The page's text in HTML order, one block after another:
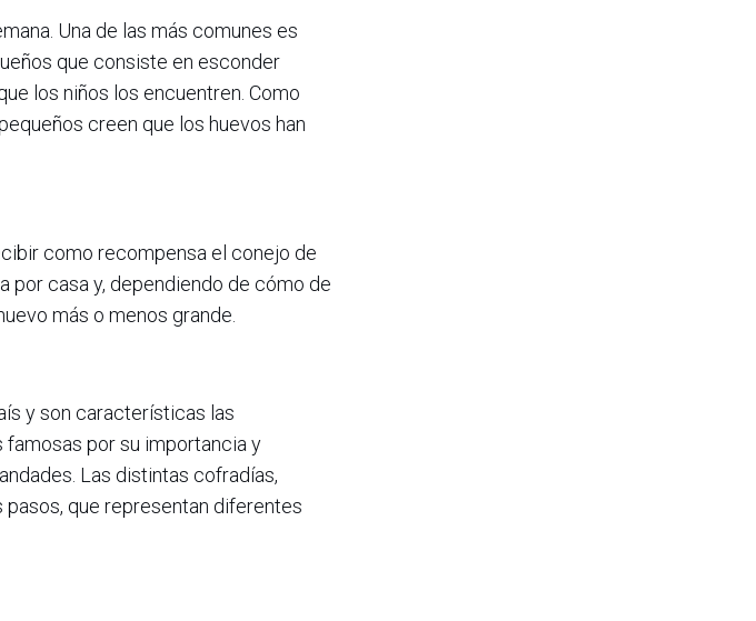
Una de las más comunes es
que consiste en esconder
los niños los encuentren. Como
creen que los huevos han
como recompensa el conejo de
por casa y, dependiendo de cómo de
más o menos grande.
y son características las
por su importancia y
Las distintas cofradías,
que representan diferentes